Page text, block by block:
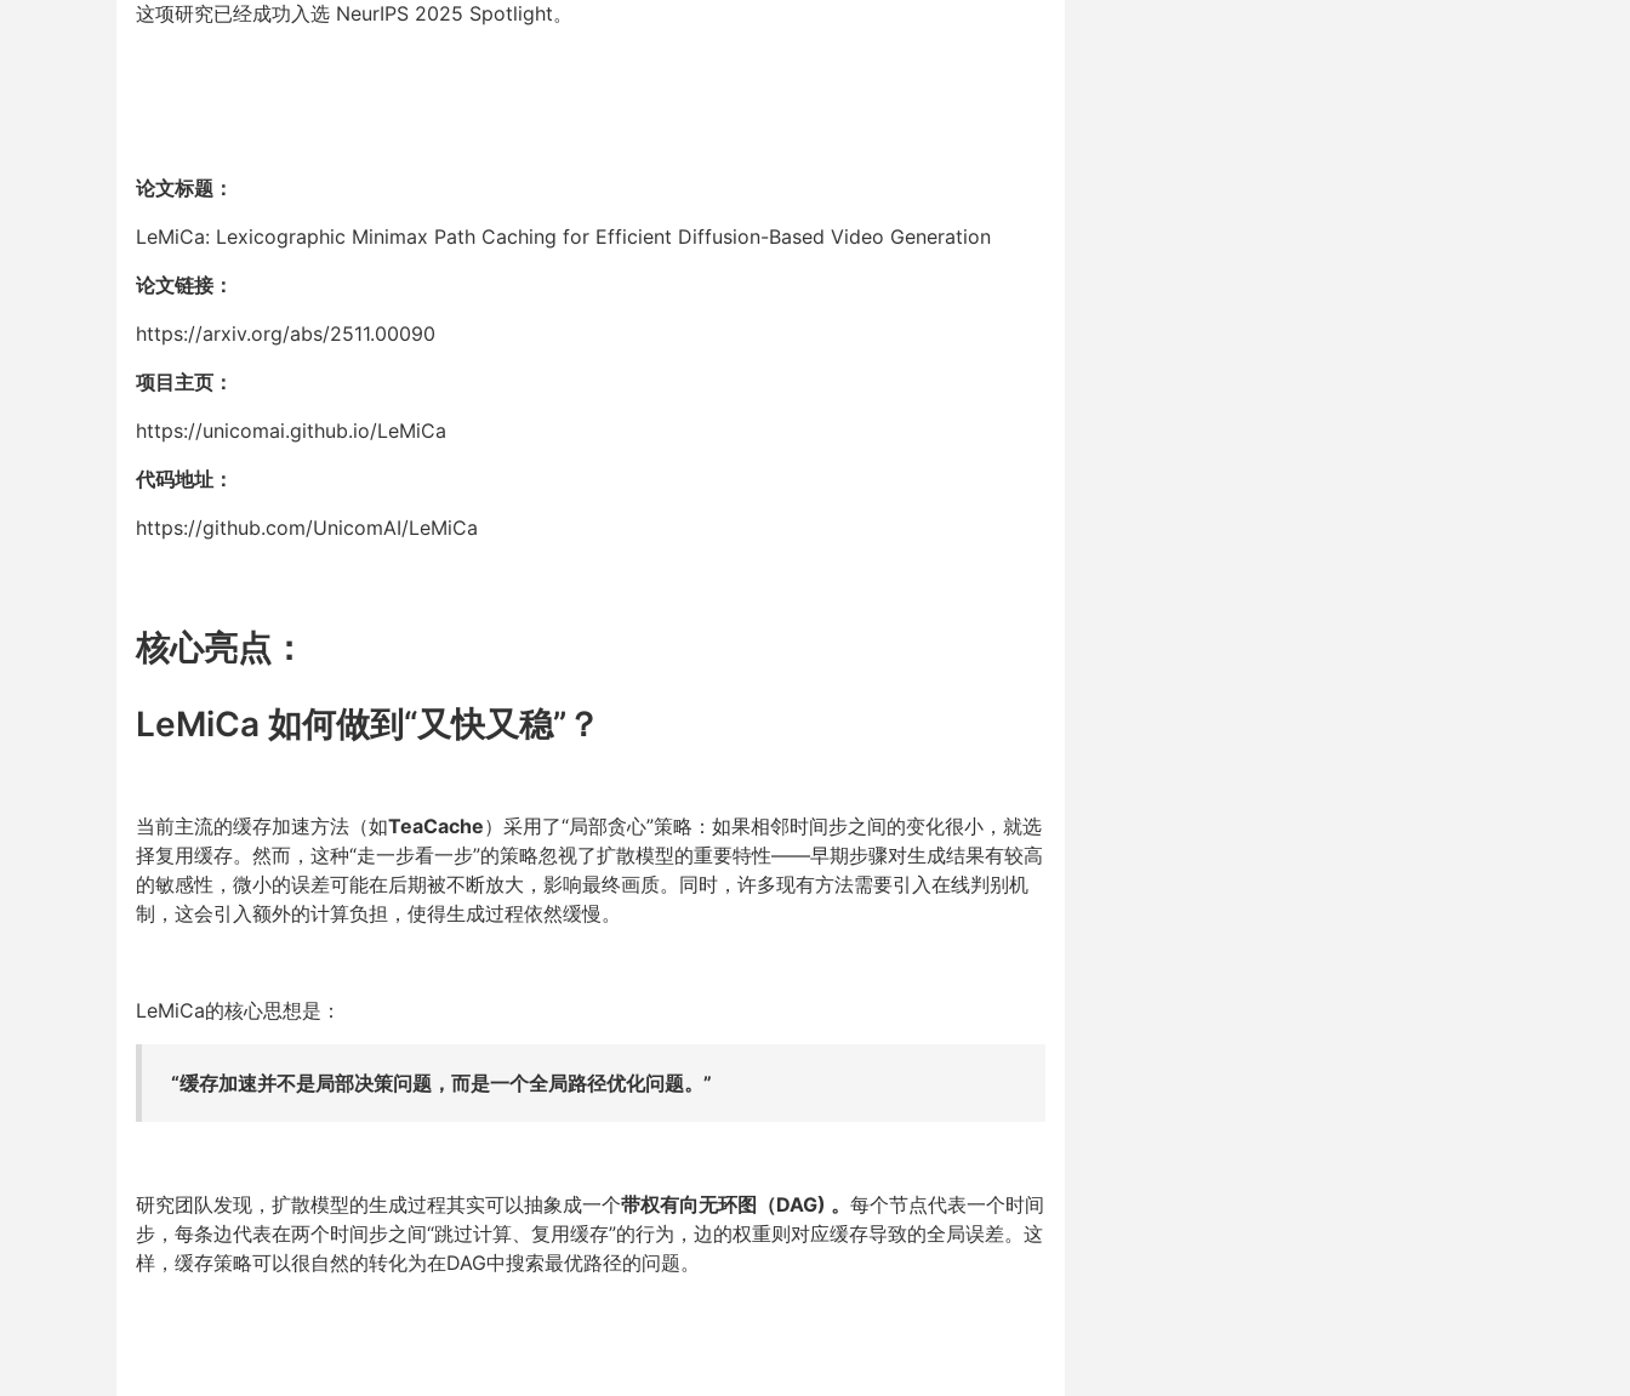
这项研究已经成功入选 NeurIPS 2025 Spotlight。
论文标题：
LeMiCa: Lexicographic Minimax Path Caching for Efficient Diffusion-Based Video Generation
论文链接：
https://arxiv.org/abs/2511.00090
项目主页：
https://unicomai.github.io/LeMiCa
代码地址：
https://github.com/UnicomAI/LeMiCa
核心亮点：
LeMiCa 如何做到“又快又稳”？
当前主流的缓存加速方法（如TeaCache）采用了“局部贪心”策略：如果相邻时间步之间的变化很小，就选
择复用缓存。然而，这种“走一步看一步”的策略忽视了扩散模型的重要特性——早期步骤对生成结果有较高
的敏感性，微小的误差可能在后期被不断放大，影响最终画质。同时，许多现有方法需要引入在线判别机
制，这会引入额外的计算负担，使得生成过程依然缓慢。
LeMiCa的核心思想是：
“缓存加速并不是局部决策问题，而是一个全局路径优化问题。”
研究团队发现，扩散模型的生成过程其实可以抽象成一个带权有向无环图（DAG) 。 每个节点代表一个时间
步，每条边代表在两个时间步之间“跳过计算、复用缓存”的行为，边的权重则对应缓存导致的全局误差。这
样，缓存策略可以很自然的转化为在DAG中搜索最优路径的问题。